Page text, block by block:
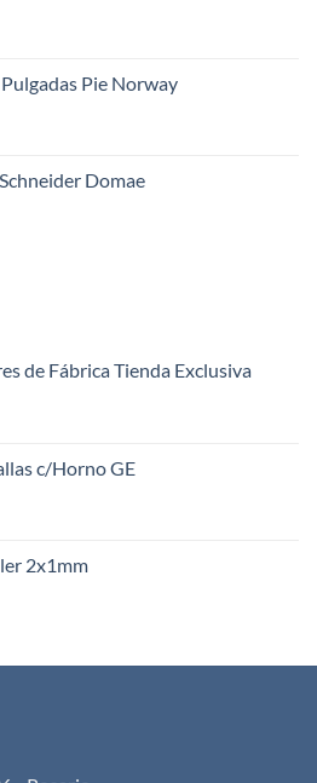
Pie Norway
Domae
de Fábrica Tienda Exclusiva
c/Horno GE
2x1mm